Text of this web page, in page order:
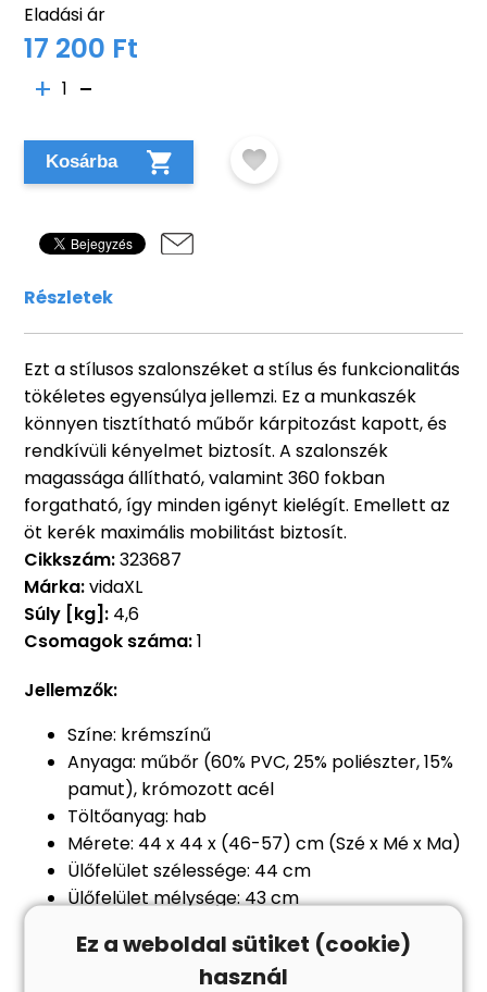
Eladási ár
17 200 Ft
1
Kosárba
Részletek
Ezt a stílusos szalonszéket a stílus és funkcionalitás
tökéletes egyensúlya jellemzi. Ez a munkaszék
könnyen tisztítható műbőr kárpitozást kapott, és
rendkívüli kényelmet biztosít. A szalonszék
magassága állítható, valamint 360 fokban
forgatható, így minden igényt kielégít. Emellett az
öt kerék maximális mobilitást biztosít.
Cikkszám:323687
Márka:vidaXL
Súly [kg]: 4,6
Csomagok száma:1
Jellemzők:
Színe: krémszínű
Anyaga: műbőr (60% PVC, 25% poliészter, 15%
pamut), krómozott acél
Töltőanyag: hab
Mérete: 44 x 44 x (46-57) cm (Szé x Mé x Ma)
Ülőfelület szélessége: 44 cm
Ülőfelület mélysége: 43 cm
Kartámaszok: nincsenek
Ez a weboldal sütiket (cookie)
használ